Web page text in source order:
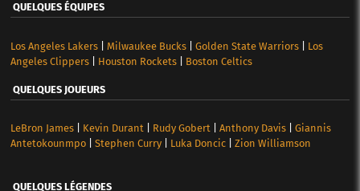
QUELQUES ÉQUIPES
Los Angeles Lakers| Milwaukee Bucks| Golden State Warriors| Los
Angeles Clippers| Houston Rockets| Boston Celtics
QUELQUES JOUEURS
LeBron James| Kevin Durant| Rudy Gobert| Anthony Davis| Giannis
Antetokounmpo| Stephen Curry| Luka Doncic| Zion Williamson
QUELQUES LÉGENDES